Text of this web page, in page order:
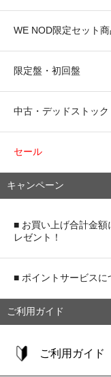
WE NOD限定セット商
限定盤・初回盤
中古・デッドストック
セール
キャンペーン
■ お買い上げ合計金
レゼント！
■ ポイントサービスに
ご利用ガイド
ご利用ガイド